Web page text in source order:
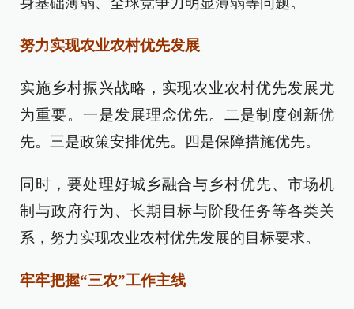
努力实现农业农村优先发展
实施乡村振兴战略，实现农业农村优先发展尤
为重要。一是发展理念优先。二是制度创新优
先。三是政策安排优先。四是保障措施优先。
同时，要处理好城乡融合与乡村优先、市场机
制与政府行为、长期目标与阶段任务等各类关
系，努力实现农业农村优先发展的目标要求。
牢牢把握“三农”工作主线